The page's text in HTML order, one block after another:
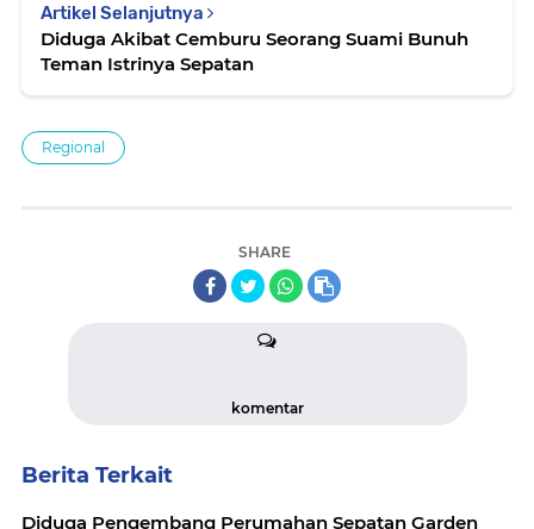
Artikel Selanjutnya
Diduga Akibat Cemburu Seorang Suami Bunuh
Teman Istrinya Sepatan
Regional
SHARE
komentar
Berita Terkait
Diduga Pengembang Perumahan Sepatan Garden